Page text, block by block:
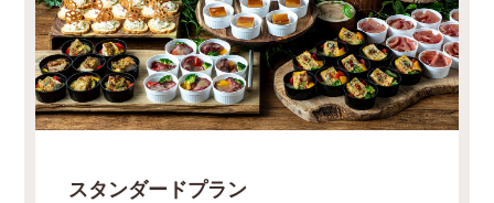
スタンダードプラン